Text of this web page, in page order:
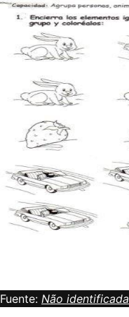
Fuente: Não identificada